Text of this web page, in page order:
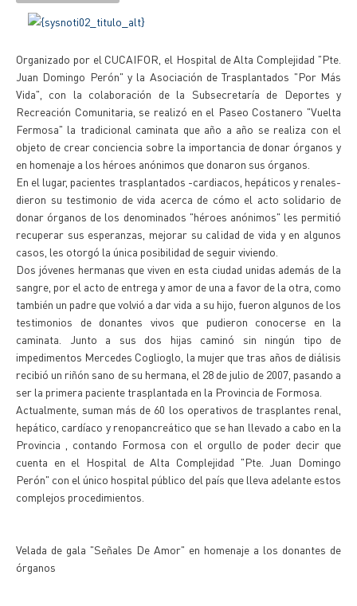
Organizado por el CUCAIFOR, el Hospital de Alta Complejidad "Pte.
Juan Domingo Perón" y la Asociación de Trasplantados "Por Más
Vida", con la colaboración de la Subsecretaría de Deportes y
Recreación Comunitaria, se realizó en el Paseo Costanero "Vuelta
Fermosa" la tradicional caminata que año a año se realiza con el
objeto de crear conciencia sobre la importancia de donar órganos y
en homenaje a los héroes anónimos que donaron sus órganos.
En el lugar, pacientes trasplantados -cardiacos, hepáticos y renales-
dieron su testimonio de vida acerca de cómo el acto solidario de
donar órganos de los denominados "héroes anónimos" les permitió
recuperar sus esperanzas, mejorar su calidad de vida y en algunos
casos, les otorgó la única posibilidad de seguir viviendo.
Dos jóvenes hermanas que viven en esta ciudad unidas además de la
sangre, por el acto de entrega y amor de una a favor de la otra, como
también un padre que volvió a dar vida a su hijo, fueron algunos de los
testimonios de donantes vivos que pudieron conocerse en la
caminata. Junto a sus dos hijas caminó sin ningún tipo de
impedimentos Mercedes Coglioglo, la mujer que tras años de diálisis
recibió un riñón sano de su hermana, el 28 de julio de 2007, pasando a
ser la primera paciente trasplantada en la Provincia de Formosa.
Actualmente, suman más de 60 los operativos de trasplantes renal,
hepático, cardíaco y renopancreático que se han llevado a cabo en la
Provincia , contando Formosa con el orgullo de poder decir que
cuenta en el Hospital de Alta Complejidad "Pte. Juan Domingo
Perón" con el único hospital público del país que lleva adelante estos
complejos procedimientos.
Velada de gala "Señales De Amor" en homenaje a los donantes de
órganos